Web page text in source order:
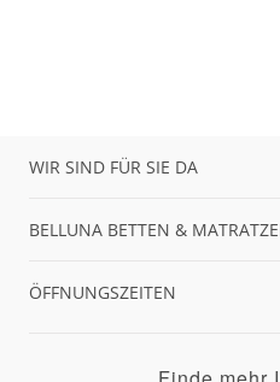
WIR SIND FÜR SIE DA
BELLUNA BETTEN &
ÖFFNUNGSZEITEN